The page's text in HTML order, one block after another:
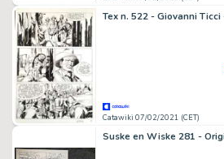
Catawiki 07/02/2021 (CET)